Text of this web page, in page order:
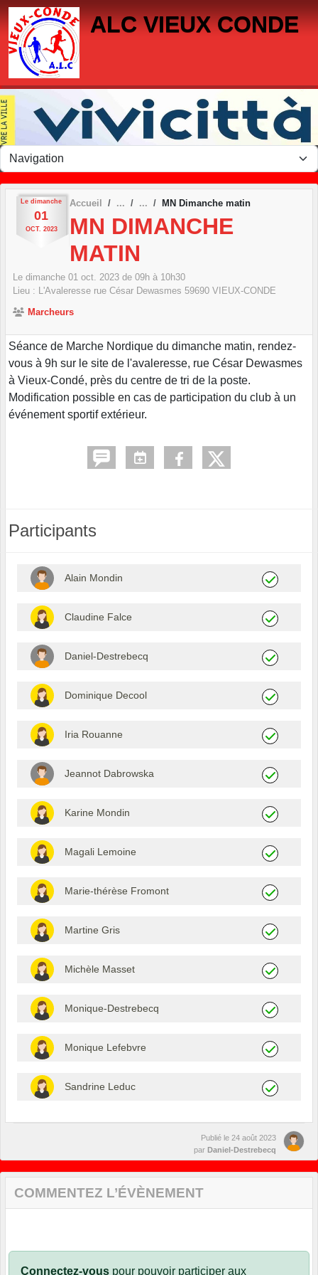
ALC VIEUX CONDE
Le dimanche
01
OCT. 2023
Accueil MN Dimanche matin
MN DIMANCHE
MATIN
Le dimanche 01 oct. 2023 de 09h à 10h30
Lieu : L'Avaleresse rue César Dewasmes 59690 VIEUX-CONDE
Marcheurs
Séance de Marche Nordique du dimanche matin, rendez-
vous à 9h sur le site de l'avaleresse, rue César Dewasmes
à Vieux-Condé, près du centre de tri de la poste.
Modification possible en cas de participation du club à un
événement sportif extérieur.
Participants
Alain Mondin
Claudine Falce
Daniel-Destrebecq
Dominique Decool
Iria Rouanne
Jeannot Dabrowska
Karine Mondin
Magali Lemoine
Marie-thérèse Fromont
Martine Gris
Michèle Masset
Monique-Destrebecq
Monique Lefebvre
Sandrine Leduc
Publié le 24 août 2023
par Daniel-Destrebecq
COMMENTEZ L’ÉVÈNEMENT
Connectez-vous pour pouvoir participer aux
Panneau de gestion des cookies